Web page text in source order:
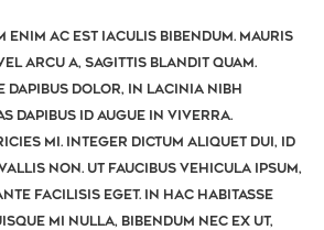
enim ac est iaculis bibendum. Mauris
arcu a, sagittis blandit quam.
dapibus dolor, in lacinia nibh
dapibus id augue in viverra.
mi. Integer dictum aliquet dui, id
non. Ut faucibus vehicula ipsum,
facilisis eget. In hac habitasse
mi nulla, bibendum nec ex ut,